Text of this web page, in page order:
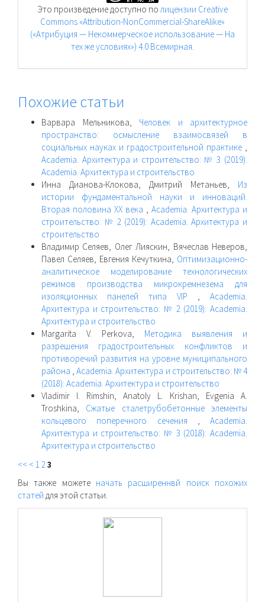
Это произведение доступно полицензии Creative
Commons «Attribution-NonCommercial-ShareAlike»
(«Атрибуция — Некоммерческое использование — На
тех же условиях») 4.0 Всемирная.
Похожие статьи
Варвара Мельникова, Человек и архитектурное
пространство: осмысление взаимосвязей в
социальных науках и градостроительной практике ,
Academia. Архитектура и строительство: № 3 (2019):
Academia. Архитектура и строительство
Инна Дианова-Клокова, Дмитрий Метаньев, Из
истории фундаментальной науки и инноваций.
Вторая половина ХХ века , Academia. Архитектура и
строительство: № 2 (2019): Academia. Архитектура и
строительство
Владимир Селяев, Олег Лияскин, Вячеслав Неверов,
Павел Селяев, Евгения Кечуткина, Оптимизационно-
аналитическое моделирование технологических
режимов производства микрокремнезема для
изоляционных панелей типа VIP , Academia.
Архитектура и строительство: № 2 (2019): Academia.
Архитектура и строительство
Margarita V. Perkova, Методика выявления и
разрешения градостроительных конфликтов и
противоречий развития на уровне муниципального
района ,Academia. Архитектура и строительство: № 4
(2018): Academia. Архитектура и строительство
Vladimir I. Rimshin, Anatoly L. Krishan, Evgenia A.
Troshkina, Сжатые сталетрубобетонные элементы
кольцевого поперечного сечения , Academia.
Архитектура и строительство: № 3 (2018): Academia.
Архитектура и строительство
<< < 1 23
Вы также можете начать расширеннвй поиск похожих
статей для этой статьи.